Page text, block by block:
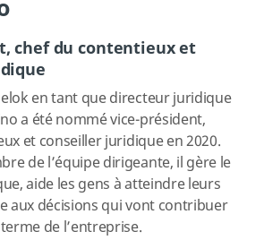
chef du contentieux et
en tant que directeur juridique
a été nommé vice-président,
et conseiller juridique en 2020.
de l’équipe dirigeante, il gère le
aide les gens à atteindre leurs
aux décisions qui vont contribuer
de l’entreprise.